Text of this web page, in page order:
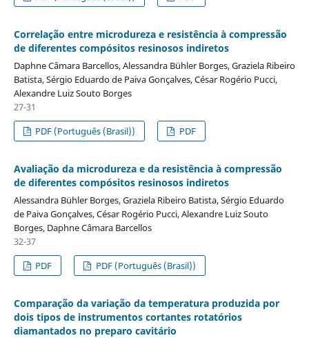
Correlação entre microdureza e resistência à compressão
de diferentes compósitos resinosos indiretos
Daphne Câmara Barcellos, Alessandra Bühler Borges, Graziela Ribeiro
Batista, Sérgio Eduardo de Paiva Gonçalves, César Rogério Pucci,
Alexandre Luiz Souto Borges
27-31
PDF (Português (Brasil))
PDF
Avaliação da microdureza e da resistência à compressão
de diferentes compósitos resinosos indiretos
Alessandra Bühler Borges, Graziela Ribeiro Batista, Sérgio Eduardo
de Paiva Gonçalves, César Rogério Pucci, Alexandre Luiz Souto
Borges, Daphne Câmara Barcellos
32-37
PDF
PDF (Português (Brasil))
Comparação da variação da temperatura produzida por
dois tipos de instrumentos cortantes rotatórios
diamantados no preparo cavitário